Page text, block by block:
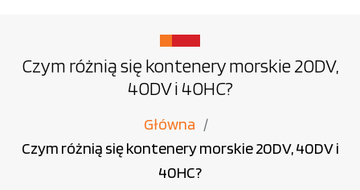
Czym różnią się kontenery morskie 20DV,
40DV i 40HC?
Główna
Czym różnią się kontenery morskie 20DV, 40DV i
40HC?